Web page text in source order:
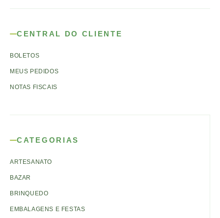
CENTRAL DO CLIENTE
BOLETOS
MEUS PEDIDOS
NOTAS FISCAIS
CATEGORIAS
ARTESANATO
BAZAR
BRINQUEDO
EMBALAGENS E FESTAS